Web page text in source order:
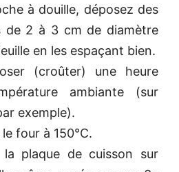
à douille, déposez des
de 2 à 3 cm de diamètre
en les espaçant bien.
(croûter) une heure
ambiante (sur
exemple).
four à 150°C.
la plaque de cuisson sur